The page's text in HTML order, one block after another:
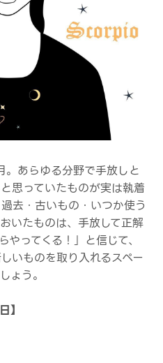
。あらゆる分野で手放しと
思っていたものが実は執着
去・古いもの・いつか使う
いたものは、手放して正解
ってくる！」と信じて、
いものを取り入れるスペー
ょう。
】